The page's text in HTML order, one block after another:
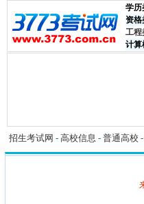
学历
资格
工程
计算
招生考试网 - 高校信息 - 普通高校 -